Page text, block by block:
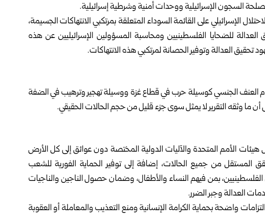
السجون الإسرائيلية ووحدات أمنية وشرطية إسرائيلية.
الإسرائيلي على القائمة السوداء المتعلقة بمرتكبي الانتهاكات الجسيمة،
للضحايا الفلسطينيين ومحاسبة المسؤولين الإسرائيليين عن هذه
العدالة وتوفير الحصانة لمرتكبي هذه الانتهاكات.
العنف الجنسي كوسيلة حرب في قطاع غزة ووسيلة تهجير وترهيب في الضفة
أن ما وثقه التقرير لا يمثل سوى جزء قليل من حجم الحالات الحقيقي.
الأمم المتحدة والآليات الدولية المختصة دون عوائق إلى كل الأرض
المستقل من جميع الحالات، إضافة إلى توفير الحماية الفورية للشعب
الفلسطينيين، بمن فيهم النساء والأطفال، وضمان حصول الناجين والناجيات
العدالة وجبر الضرر.
واضحة بحماية الكرامة الإنسانية ومنع التعذيب والمعاملة أو العقوبة